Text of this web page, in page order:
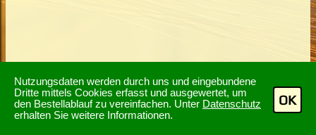
Nutzungsdaten werden durch uns und eingebundene
Dritte mittels Cookies erfasst und ausgewertet, um
den Bestellablauf zu vereinfachen. Unter Datenschutz
erhalten Sie weitere Informationen.
OK